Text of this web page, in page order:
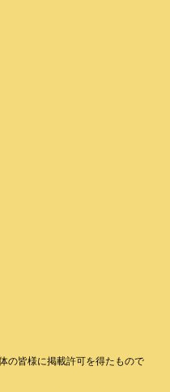
の皆様に掲載許可を得たもので